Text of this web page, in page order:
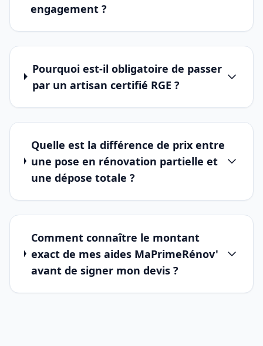
engagement ?
Pourquoi est-il obligatoire de passer
par un artisan certifié RGE ?
Quelle est la différence de prix entre
une pose en rénovation partielle et
une dépose totale ?
Comment connaître le montant
exact de mes aides MaPrimeRénov'
avant de signer mon devis ?